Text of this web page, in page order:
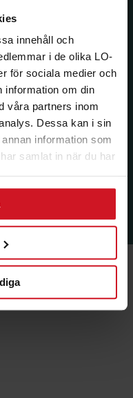
innehåll och
i de olika LO-
för sociala medier och
information om din
våra partners inom
Dessa kan i sin
information som
samlat in när du har